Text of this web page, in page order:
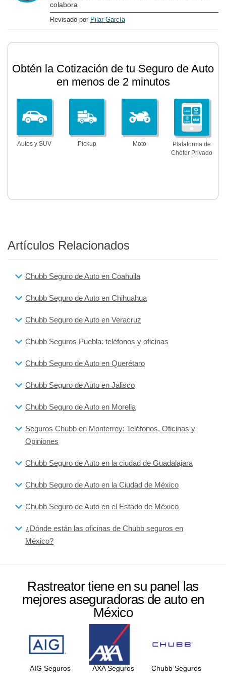
colabora
Revisado por Pilar García
Obtén la Cotización de tu Seguro de Auto
en menos de 2 minutos
Autos y SUV Pickup Moto
Plataforma de
Chófer Privado
Artículos Relacionados
Chubb Seguro de Auto en Coahuila
Chubb Seguro de Auto en Chihuahua
Chubb Seguro de Auto en Veracruz
Chubb Seguros Puebla: teléfonos y oficinas
Chubb Seguro de Auto en Querétaro
Chubb Seguro de Auto en Jalisco
Chubb Seguro de Auto en Morelia
Seguros Chubb en Monterrey: Teléfonos, Oficinas y
Opiniones
Chubb Seguro de Auto en la ciudad de Guadalajara
Chubb Seguro de Auto en la Ciudad de México
Chubb Seguro de Auto en el Estado de México
¿Dónde están las oficinas de Chubb seguros en
México?
Rastreator tiene en su panel las
mejores aseguradoras de auto en
México
AIG Seguros AXA Seguros Chubb Seguros